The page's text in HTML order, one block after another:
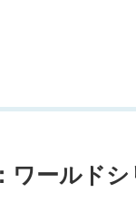
ワールド